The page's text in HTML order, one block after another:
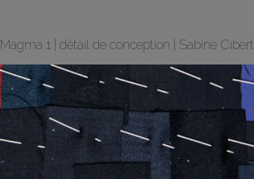
Magma 1 | détail de conception | Sabine Cibert